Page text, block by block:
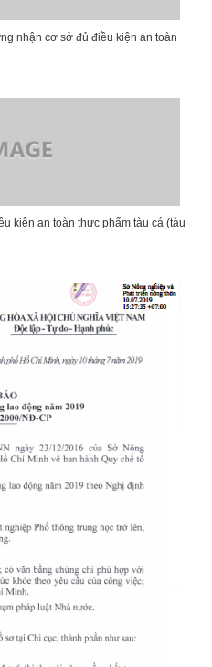
nhận cơ sở đủ điều kiện an toàn
kiện an toàn thực phẩm tàu cá (tàu